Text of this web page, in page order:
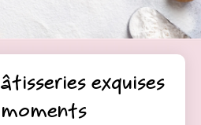
exquises